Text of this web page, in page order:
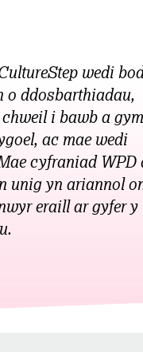
wedi
o ddosbarthiadau,
i bawb a
ac mae wedi
cyfraniad WPD
unig yn ariannol
eraill ar gyfer y